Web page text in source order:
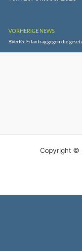
VORHERIGE NEWS
Copyright ©